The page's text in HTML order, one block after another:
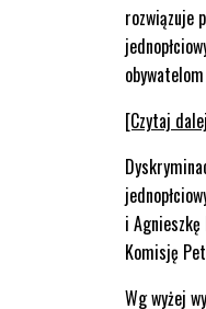
rozwiązuje
[Czytaj
i
Komisję
Wg wyżej